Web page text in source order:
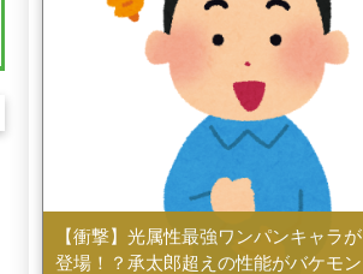
【衝撃】光属性最強ワンパンキャラが
登場！？承太郎超えの性能がバケモン